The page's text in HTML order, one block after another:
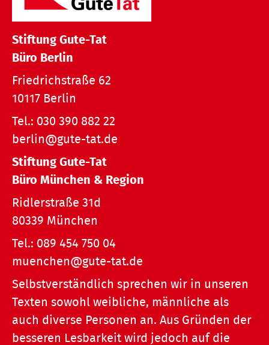
Stiftung Gute-Tat
Büro Berlin
Friedrichstraße 62
10117 Berlin
Tel.: 030 390 882 22
berlin@gute-tat.de
Stiftung Gute-Tat
Büro München & Region
Ridlerstraße 31d
80339 München
Tel.: 089 454 750 04
muenchen@gute-tat.de
Selbstverständlich sprechen wir in unseren
Texten sowohl weibliche, männliche als
auch diverse Personen an. Aus Gründen der
besseren Lesbarkeit wird jedoch auf die